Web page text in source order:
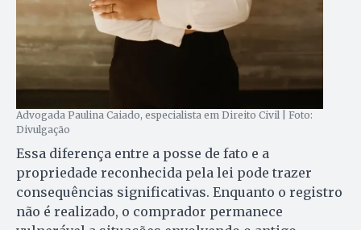
Advogada Paulina Caiado, especialista em Direito Civil | Foto:
Divulgação
Essa diferença entre a posse de fato e a
propriedade reconhecida pela lei pode trazer
consequências significativas. Enquanto o registro
não é realizado, o comprador permanece